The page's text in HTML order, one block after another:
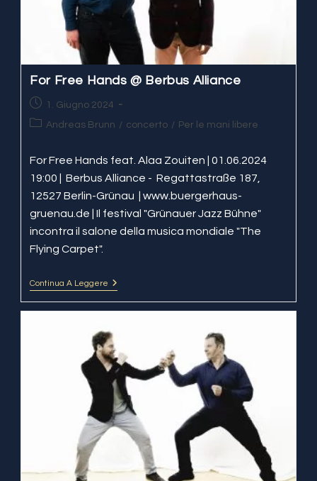
For Free Hands @ Berbus Alliance
Articolo
pubblicato:
1. Giugno 2024
Categoria
Andreas Brunn / concerto / Per le mani libere
For Free Hands feat. Alaa Zouiten | 01.06.2024
19:00 | Berbus Alliance - Regattastraße 187,
12527 Berlin-Grünau | www.buergerhaus-
gruenau.de | Il festival "Grünauer Jazz Bühne"
incontra il salone della musica mondiale "The
Flying Carpet".
Continua A Leggere For
Berbus
Alliance